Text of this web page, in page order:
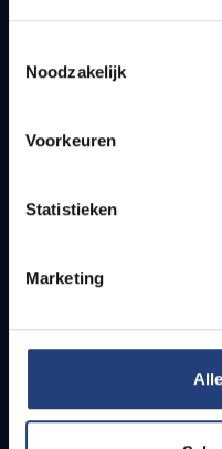
Noodzakelijk
Voorkeuren
Statistieken
Marketing
Snel naar
Bereikbaarheid
Studenten